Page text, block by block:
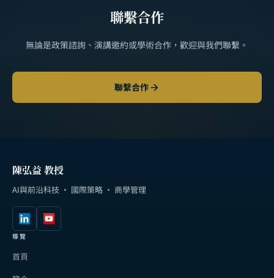
聯繫合作
無論是政策諮詢、演講邀約或學術合作，歡迎與我們聯繫。
聯繫合作
陳弘益 教授
AI與前沿科技 · 國際策略 · 商學管理
導覽
首頁